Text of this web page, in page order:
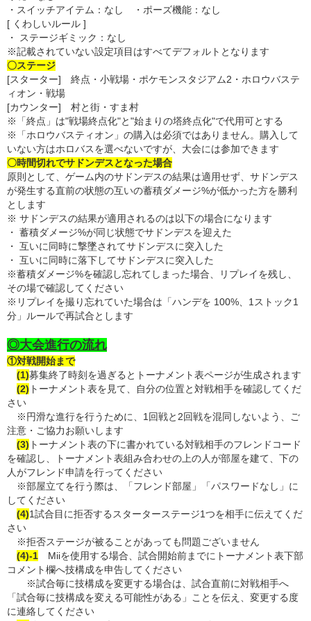
・スイッチアイテム：なし ・ポーズ機能：なし
[ くわしいルール ]
・ ステージギミック：なし
※記載されていない設定項目はすべてデフォルトとなります
〇ステージ
[スターター] 終点・小戦場・ポケモンスタジアム2・ホロウバステ
ィオン・戦場
[カウンター] 村と街・すま村
※「終点」は"戦場終点化"と"始まりの塔終点化"で代用可とする
※「ホロウバスティオン」の購入は必須ではありません。購入して
いない方はホロバスを選べないですが、大会には参加できます
〇時間切れでサドンデスとなった場合
原則として、ゲーム内のサドンデスの結果は適用せず、サドンデス
が発生する直前の状態の互いの蓄積ダメージ%が低かった方を勝利
とします
※ サドンデスの結果が適用されるのは以下の場合になります
・ 蓄積ダメージ%が同じ状態でサドンデスを迎えた
・ 互いに同時に撃墜されてサドンデスに突入した
・ 互いに同時に落下してサドンデスに突入した
※蓄積ダメージ%を確認し忘れてしまった場合、リプレイを残し、
その場で確認してください
※リプレイを撮り忘れていた場合は「ハンデを 100%、1ストック1
分」ルールで再試合とします
◎大会進行の流れ
①対戦開始まで
(1)募集終了時刻を過ぎるとトーナメント表ページが生成されます
(2) トーナメント表を見て、自分の位置と対戦相手を確認してくだ
さい
※円滑な進行を行うために、1回戦と2回戦を混同しないよう、ご
注意・ご協力お願いします
(3) トーナメント表の下に書かれている対戦相手のフレンドコード
を確認し、トーナメント表組み合わせの上の人が部屋を建て、下の
人がフレンド申請を行ってください
※部屋立てを行う際は、「フレンド部屋」「パスワードなし」に
してください
(4)1試合目に拒否するスターターステージ1つを相手に伝えてくだ
さい
※拒否ステージが被ることがあっても問題ございません
(4)-1 Miiを使用する場合、試合開始前までにトーナメント表下部
コメント欄へ技構成を申告してください
※試合毎に技構成を変更する場合は、試合直前に対戦相手へ
「試合毎に技構成を変える可能性がある」ことを伝え、変更する度
に連絡してください